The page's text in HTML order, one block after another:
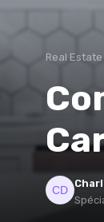
Real